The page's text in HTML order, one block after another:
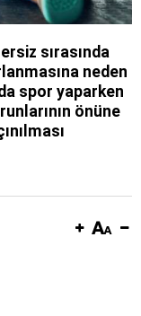
sırasında
neden
spor yaparken
önüne